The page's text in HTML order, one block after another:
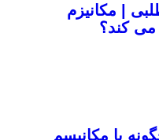
| مکانیزم
کند؟
با مکانیسم